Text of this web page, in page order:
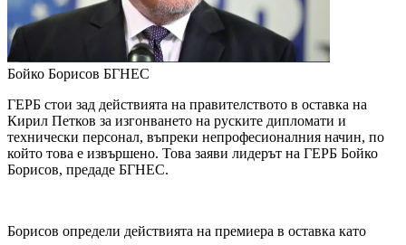
Бойко Борисов БГНЕС
ГЕРБ стои зад действията на правителството в оставка на
Кирил Петков за изгонването на руските дипломати и
технически персонал, въпреки непрофесионалния начин, по
който това е извършено. Това заяви лидерът на ГЕРБ Бойко
Борисов, предаде БГНЕС.
Борисов определи действията на премиера в оставка като